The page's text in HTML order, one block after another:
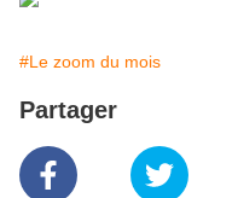
#Le zoom du mois
Partager